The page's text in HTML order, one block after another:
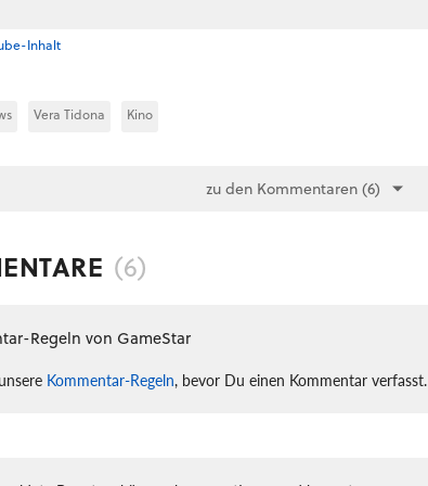
Inhalt
Vera Tidona Kino
zu den Kommentaren (6)
(6)
Regeln von GameStar
Kommentar-Regeln, bevor Du einen Kommentar verfasst.